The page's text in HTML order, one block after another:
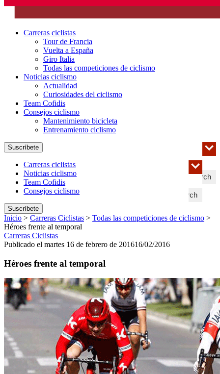
Carreras ciclistas
Tour de Francia
Vuelta a España
Giro Italia
Todas las competiciones de ciclismo
Noticias ciclismo
Actualidad
Curiosidades del ciclismo
Team Cofidis
Consejos ciclismo
Mantenimiento bicicleta
Entrenamiento ciclismo
Search
Suscríbete
Search
Carreras ciclistas
Noticias ciclismo
Team Cofidis
Consejos ciclismo
Suscríbete
Inicio > Carreras Ciclistas > Todas las competiciones de ciclismo >
Héroes frente al temporal
Carreras Ciclistas
Publicado el martes 16 de febrero de 201616/02/2016
Héroes frente al temporal